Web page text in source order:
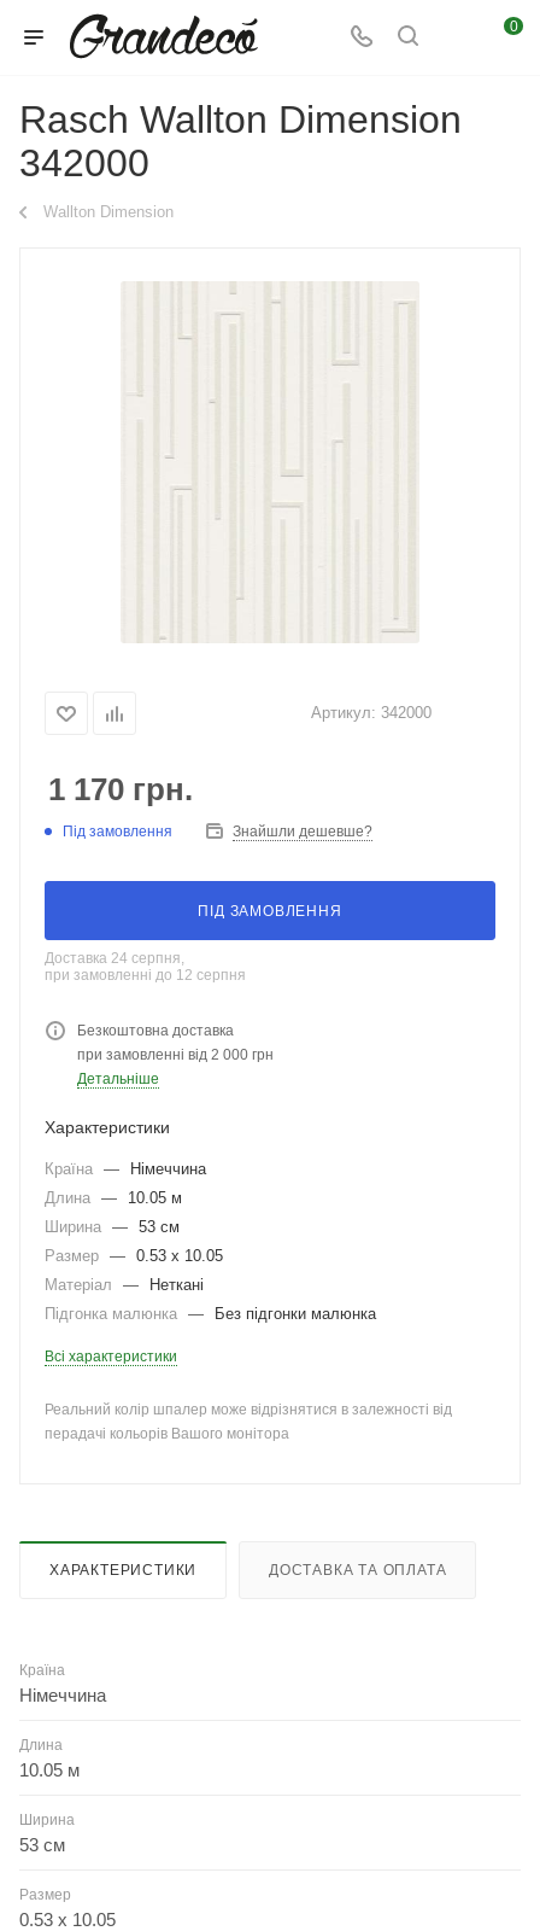
0
Rasch Wallton Dimension
342000
Wallton Dimension
Артикул: 342000
1 170 грн.
Під замовлення Знайшли дешевше?
ПІД ЗАМОВЛЕННЯ
Доставка 24 серпня,
при замовленні до 12 серпня
Безкоштовна доставка
при замовленні від 2 000 грн
Детальніше
Характеристики
Країна —
Німеччина
Длина —
10.05 м
Ширина — 53 см
Размер — 0.53 x 10.05
Матеріал
—
Неткані
Підгонка малюнка — Без підгонки малюнка
Всі характеристики
Реальний колір шпалер може відрізнятися в залежності від
перадачі кольорів Вашого монітора
ХАРАКТЕРИСТИКИ ДОСТАВКА ТА ОПЛАТА
Країна
Німеччина
Длина
10.05 м
Ширина
53 см
Размер
0.53 x 10.05